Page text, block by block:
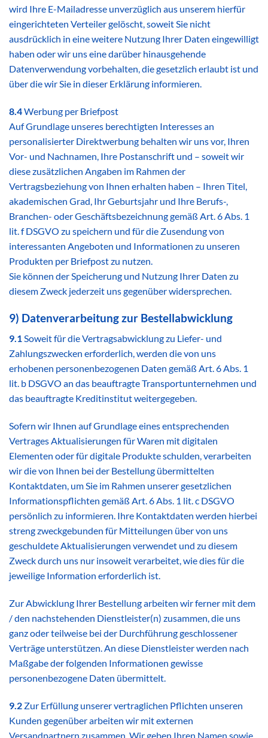
wird Ihre E-Mailadresse unverzüglich aus unserem hierfür
eingerichteten Verteiler gelöscht, soweit Sie nicht
ausdrücklich in eine weitere Nutzung Ihrer Daten eingewilligt
haben oder wir uns eine darüber hinausgehende
Datenverwendung vorbehalten, die gesetzlich erlaubt ist und
über die wir Sie in dieser Erklärung informieren.
8.4Werbung per Briefpost
Auf Grundlage unseres berechtigten Interesses an
personalisierter Direktwerbung behalten wir uns vor, Ihren
Vor- und Nachnamen, Ihre Postanschrift und – soweit wir
diese zusätzlichen Angaben im Rahmen der
Vertragsbeziehung von Ihnen erhalten haben – Ihren Titel,
akademischen Grad, Ihr Geburtsjahr und Ihre Berufs-,
Branchen- oder Geschäftsbezeichnung gemäß Art. 6 Abs. 1
lit. f DSGVO zu speichern und für die Zusendung von
interessanten Angeboten und Informationen zu unseren
Produkten per Briefpost zu nutzen.
Sie können der Speicherung und Nutzung Ihrer Daten zu
diesem Zweck jederzeit uns gegenüber widersprechen.
9) Datenverarbeitung zur Bestellabwicklung
9.1Soweit für die Vertragsabwicklung zu Liefer- und
Zahlungszwecken erforderlich, werden die von uns
erhobenen personenbezogenen Daten gemäß Art. 6 Abs. 1
lit. b DSGVO an das beauftragte Transportunternehmen und
das beauftragte Kreditinstitut weitergegeben.
Sofern wir Ihnen auf Grundlage eines entsprechenden
Vertrages Aktualisierungen für Waren mit digitalen
Elementen oder für digitale Produkte schulden, verarbeiten
wir die von Ihnen bei der Bestellung übermittelten
Kontaktdaten, um Sie im Rahmen unserer gesetzlichen
Informationspflichten gemäß Art. 6 Abs. 1 lit. c DSGVO
persönlich zu informieren. Ihre Kontaktdaten werden hierbei
streng zweckgebunden für Mitteilungen über von uns
geschuldete Aktualisierungen verwendet und zu diesem
Zweck durch uns nur insoweit verarbeitet, wie dies für die
jeweilige Information erforderlich ist.
Zur Abwicklung Ihrer Bestellung arbeiten wir ferner mit dem
/ den nachstehenden Dienstleister(n) zusammen, die uns
ganz oder teilweise bei der Durchführung geschlossener
Verträge unterstützen. An diese Dienstleister werden nach
Maßgabe der folgenden Informationen gewisse
personenbezogene Daten übermittelt.
9.2 Zur Erfüllung unserer vertraglichen Pflichten unseren
Kunden gegenüber arbeiten wir mit externen
Versandpartnern zusammen. Wir geben Ihren Namen sowie